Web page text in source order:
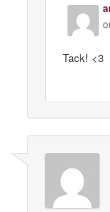
Tack! <3